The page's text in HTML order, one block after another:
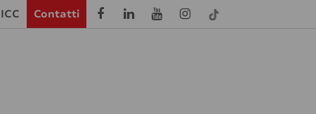
Contatti